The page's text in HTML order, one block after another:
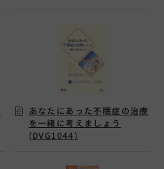
あなたにあった不眠症の治療
を一緒に考えましょう
(DVG1044)